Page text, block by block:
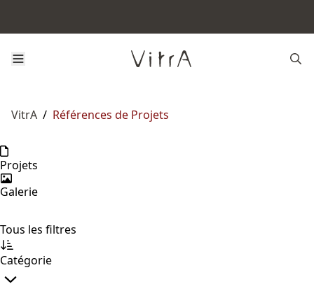
VitrA / Références de Projets
Projets
Galerie
Tous les filtres
Catégorie